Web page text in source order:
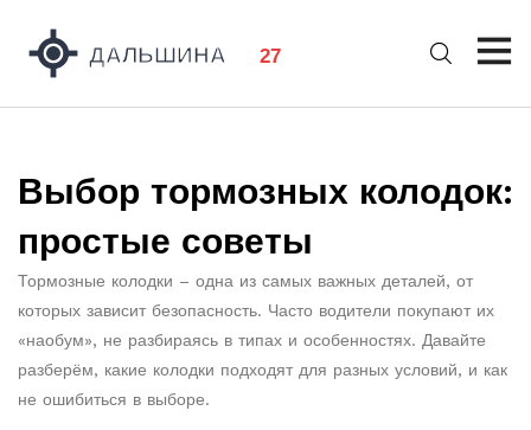
Выбор тормозных колодок:
простые советы
Тормозные колодки – одна из самых важных деталей, от
которых зависит безопасность. Часто водители покупают их
«наобум», не разбираясь в типах и особенностях. Давайте
разберём, какие колодки подходят для разных условий, и как
не ошибиться в выборе.